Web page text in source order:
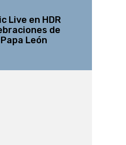
Live en HDR
de
León